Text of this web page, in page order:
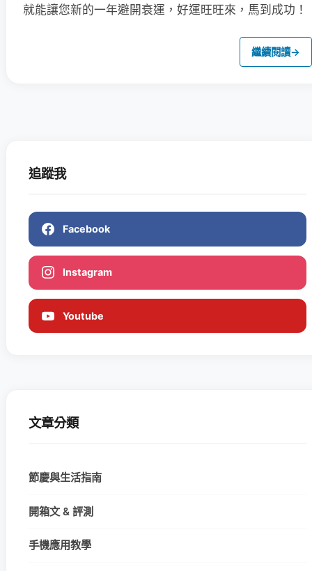
就能讓您新的一年避開衰運，好運旺旺來，馬到成功！
繼續閱讀→
追蹤我
Facebook
Instagram
Youtube
文章分類
節慶與生活指南
開箱文 & 評測
手機應用教學